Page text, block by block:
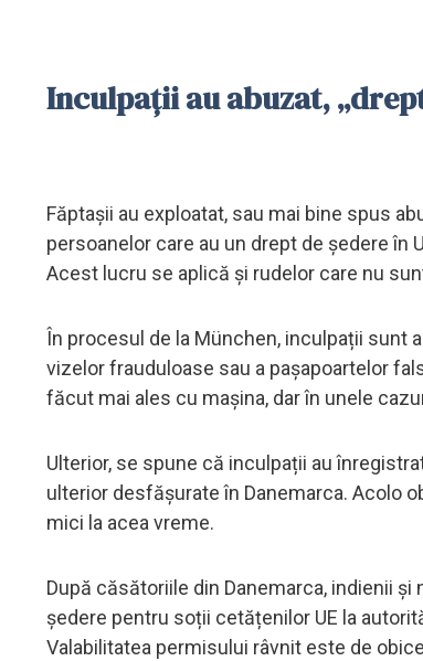
Inculpații au abuzat,
Făptașii au exploatat, sau mai bine spus
persoanelor care au un drept de ședere în
Acest lucru se aplică și rudelor care nu
În procesul de la München, inculpații sunt
vizelor frauduloase sau a pașapoartelor
făcut mai ales cu mașina, dar în unele
Ulterior, se spune că inculpații au
ulterior desfășurate în Danemarca. Acolo
mici la acea vreme.
După căsătoriile din Danemarca, indienii
ședere pentru soții cetățenilor UE la
Valabilitatea permisului râvnit este de